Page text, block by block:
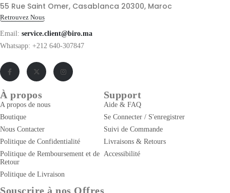
55 Rue Saint Omer, Casablanca 20300, Maroc
Retrouvez Nous
Email: service.client@biro.ma
Whatsapp: +212 640-307847
À propos
A propos de nous
Boutique
Nous Contacter
Politique de Confidentialité
Politique de Remboursement et de
Retour
Politique de Livraison
Support
Aide & FAQ
Se Connecter / S'enregistrer
Suivi de Commande
Livraisons & Retours
Accessibilité
Souscrire à nos Offres